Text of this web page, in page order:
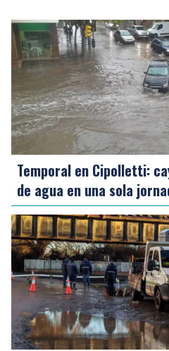
Temporal en Cipolletti:
de agua en una sola